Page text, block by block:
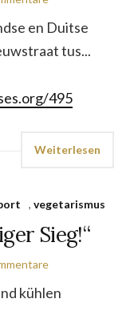
en Duitse
tus...
495
Weiterlesen
, vegetarismus
Sieg!“
kühlen